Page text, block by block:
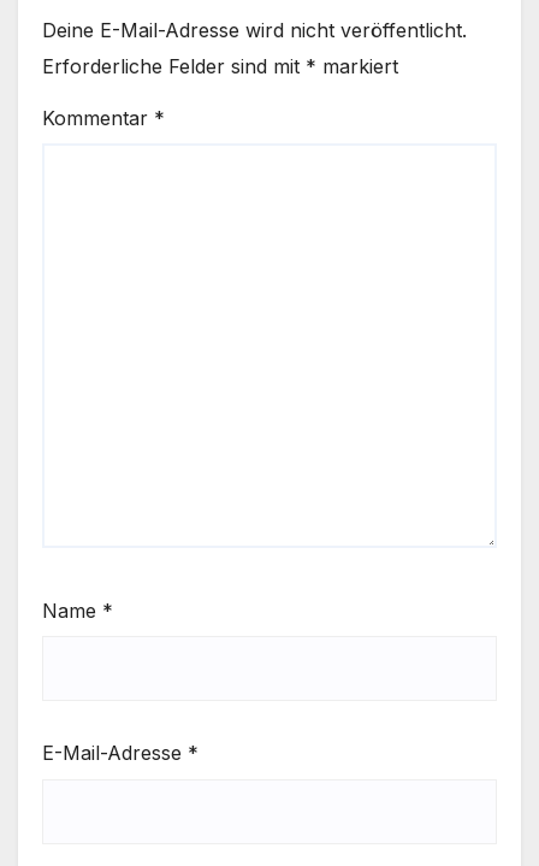
Deine E-Mail-Adresse wird nicht veröffentlicht.
Erforderliche Felder sind mit * markiert
Kommentar *
Name *
E-Mail-Adresse *